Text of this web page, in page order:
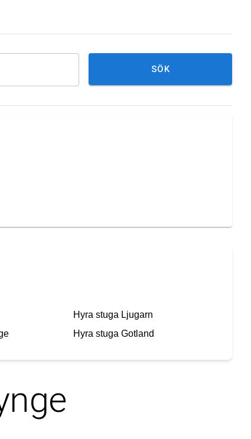
SÖK
Hyra stuga Ljugarn
Hyra stuga Gotland